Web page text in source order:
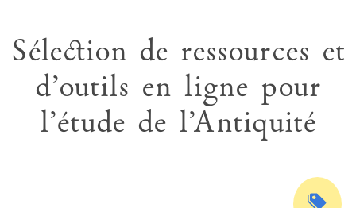
Sélection de ressources et
d’outils en ligne pour
l’étude de l’Antiquité